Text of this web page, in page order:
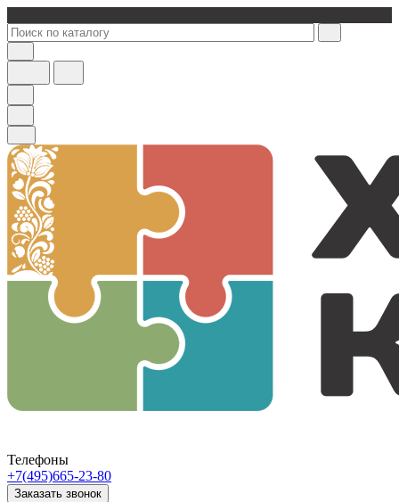
Телефоны
+7(495)665-23-80
Заказать звонок